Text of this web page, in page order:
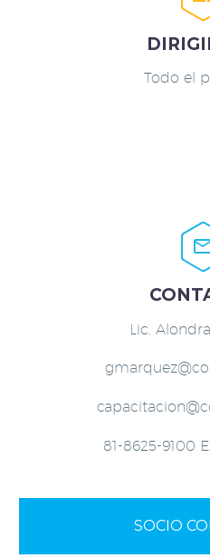
Todo el
Lic.
81-8625-9100
SOCIO